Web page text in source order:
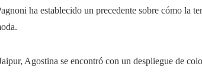
ha establecido un precedente sobre cómo la
Agostina se encontró con un despliegue de